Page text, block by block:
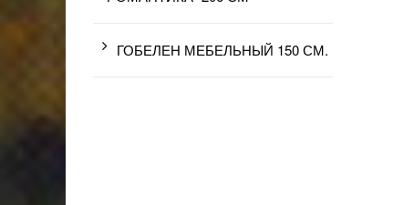
ГОБЕЛЕН МЕБЕЛЬНЫЙ 150 СМ.